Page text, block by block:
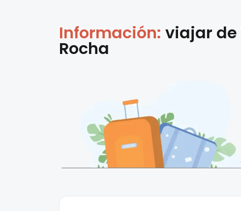
Información: viajar de
Rocha